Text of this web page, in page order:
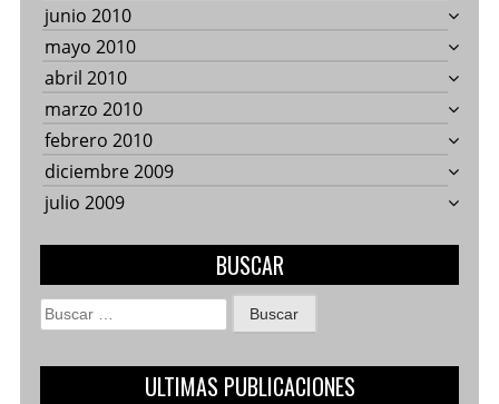
junio 2010
mayo 2010
abril 2010
marzo 2010
febrero 2010
diciembre 2009
julio 2009
BUSCAR
Buscar:
ULTIMAS PUBLICACIONES